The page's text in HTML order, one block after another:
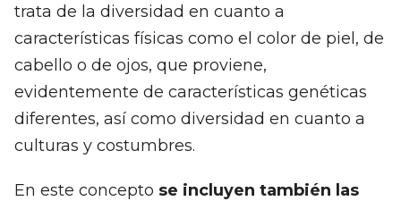
trata de la diversidad en cuanto a
características físicas como el color de piel, de
cabello o de ojos, que proviene,
evidentemente de características genéticas
diferentes, así como diversidad en cuanto a
culturas y costumbres.
En este concepto se incluyen también las